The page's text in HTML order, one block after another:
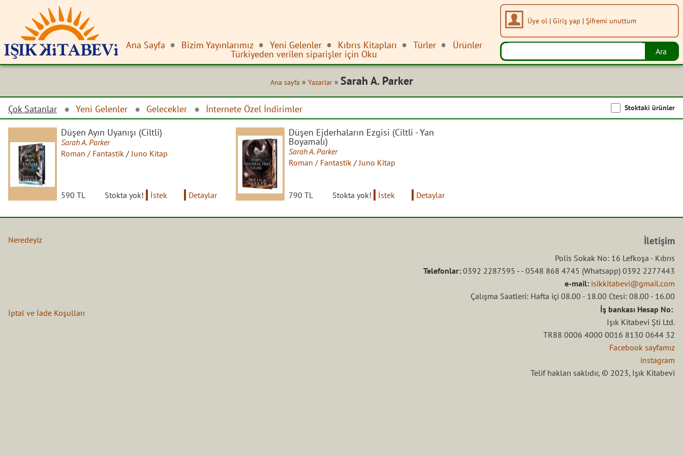
Ana Sayfa Bizim Yayınlarımız Yeni Gelenler Kıbrıs Kitapları Türler Ürünler
Türkiyeden verilen siparişler için Oku
Üye ol | Giriş yap | Şifremi unuttum
Ana sayfa » Yazarlar» Sarah A. Parker
Çok Satanlar Yeni Gelenler Gelecekler İnternete Özel İndirimler Stoktaki ürünler
Düşen Ayın Uyanışı (Ciltli)
Sarah A. Parker
Roman / Fantastik / Juno Kitap
590 TL Stokta yok! İstek Detaylar
Düşen Ejderhaların Ezgisi (Ciltli - Yan
Boyamalı)
Sarah A. Parker
Roman / Fantastik / Juno Kitap
790 TL Stokta yok! İstek Detaylar
Neredeyiz
İptal ve İade Koşulları
İletişim
Polis Sokak No: 16 Lefkoşa - Kıbrıs
Telefonlar: 0392 2287595 - - 0548 868 4745 (Whatsapp) 0392 2277443
e-mail: isikkitabevi@gmail.com
Çalışma Saatleri: Hafta içi 08.00 - 18.00 Ctesi: 08.00 - 16.00
İş bankası Hesap No:
Işık Kitabevi Şti Ltd.
TR88 0006 4000 0016 8130 0644 32
Facebook sayfamız
instagram
Telif hakları saklıdır, © 2023, Işık Kitabevi